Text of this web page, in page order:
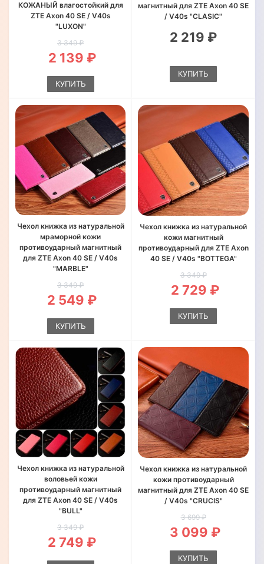
КОЖАНЫЙ влагостойкий для
ZTE Axon 40 SE / V40s
"LUXON"
3 349 ₽
2 139 ₽
КУПИТЬ
магнитный для ZTE Axon 40 SE
/ V40s "CLASIC"
2 219 ₽
КУПИТЬ
Чехол книжка из натуральной
мраморной кожи
противоударный магнитный
для ZTE Axon 40 SE / V40s
"MARBLE"
3 349 ₽
2 549 ₽
КУПИТЬ
Чехол книжка из натуральной
кожи магнитный
противоударный для ZTE Axon
40 SE / V40s "BOTTEGA"
3 349 ₽
2 729 ₽
КУПИТЬ
Чехол книжка из натуральной
воловьей кожи
противоударный магнитный
для ZTE Axon 40 SE / V40s
"BULL"
3 349 ₽
2 749 ₽
Чехол книжка из натуральной
кожи противоударный
магнитный для ZTE Axon 40 SE
/ V40s "CRUCIS"
3 699 ₽
3 099 ₽
КУПИТЬ